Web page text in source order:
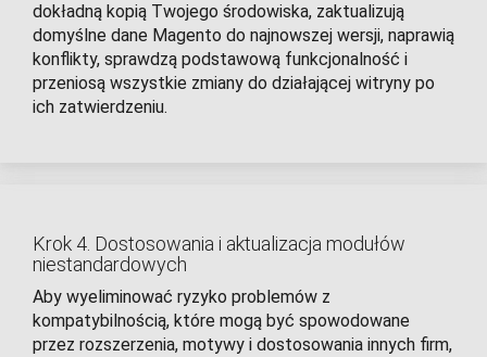
dokładną kopią Twojego środowiska, zaktualizują
domyślne dane Magento do najnowszej wersji, naprawią
konflikty, sprawdzą podstawową funkcjonalność i
przeniosą wszystkie zmiany do działającej witryny po
ich zatwierdzeniu.
Krok 4. Dostosowania i aktualizacja modułów
niestandardowych
Aby wyeliminować ryzyko problemów z
kompatybilnością, które mogą być spowodowane
przez rozszerzenia, motywy i dostosowania innych firm,